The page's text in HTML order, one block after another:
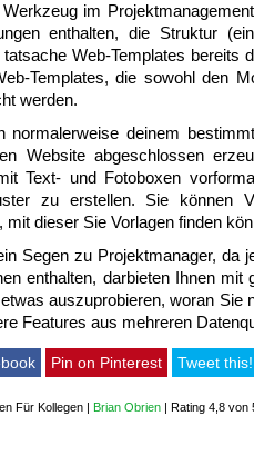
im
enthalten, die Struktur
Web-Templates bereits
Templates, die sowohl den
werden.
normalerweise deinem
Website abgeschlossen
Text- und Fotoboxen
zu erstellen. Sie können
mit dieser Sie Vorlagen finden
Segen zu Projektmanager, da
enthalten, darbieten Ihnen
auszuprobieren, woran
Features aus mehreren
Pin on Pinterest Tweet this!
Für Kollegen | Brian Obrien | Rating 4,8 von